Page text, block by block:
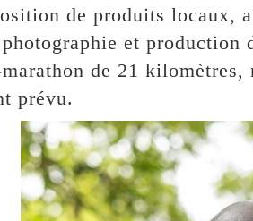
de produits locaux,
et production
de 21
prévu.